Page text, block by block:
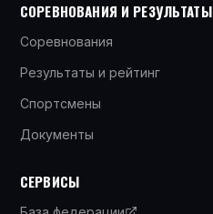
СОРЕВНОВАНИЯ И РЕЗУЛЬТАТЫ
Соревнования
Результаты и рейтинг
Спортсмены
Документы
СЕРВИСЫ